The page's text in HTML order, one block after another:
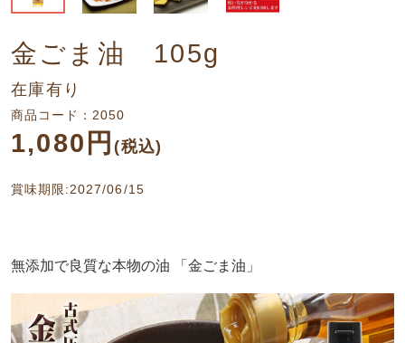
金ごま油 105g
在庫有り
商品コード：2050
1,080円 (税込)
賞味期限:2027/06/15
無添加で良質な本物の油 「金ごま油」